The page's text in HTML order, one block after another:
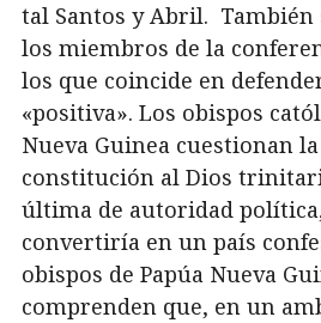
tal Santos y Abril.
los miembros de la
los que coincide en
«positiva». Los obispos
Nueva Guinea cuestionan
constitución al Dios
última de autoridad
convertiría en un país
obispos de Papúa Nueva
comprenden que, en un